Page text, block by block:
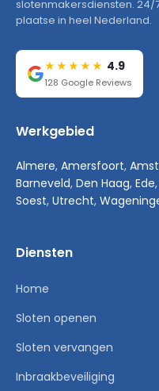
slotenmakersdiensten. 24/
plaatse in heel Nederland.
★★★★★ 4.9
128 Google Reviews
Werkgebied
Almere, Amersfoort,
Barneveld, Den Haag, Ede,
Soest, Utrecht,
Diensten
Home
Sloten openen
Sloten vervangen
Inbraakbeveiliging